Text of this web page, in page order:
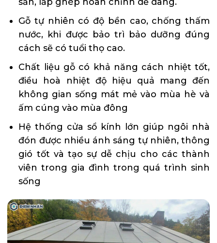
Gỗ tự nhiên có độ bền cao, chống thấm
nước, khi được bảo trì bảo dưỡng đúng
cách sẽ có tuổi thọ cao.
Chất liệu gỗ có khả năng cách nhiệt tốt,
điều hoà nhiệt độ hiệu quả mang đến
không gian sống mát mẻ vào mùa hè và
ấm cúng vào mùa đông
Hệ thống cửa sổ kính lớn giúp ngôi nhà
đón được nhiều ánh sáng tự nhiên, thông
gió tốt và tạo sự dễ chịu cho các thành
viên trong gia đình trong quá trình sinh
sống